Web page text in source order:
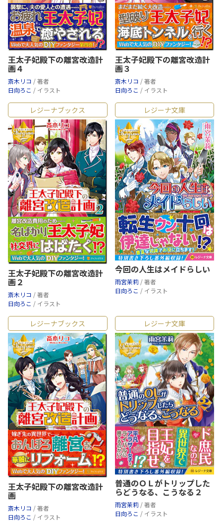
王太子妃殿下の離宮改造計
画４
斎木リコ / 著者
日向ろこ / イラスト
王太子妃殿下の離宮改造計
画３
斎木リコ / 著者
日向ろこ / イラスト
レジーナブックス
王太子妃殿下の離宮改造計
画２
斎木リコ / 著者
日向ろこ / イラスト
レジーナ文庫
今回の人生はメイドらしい
雨宮茉莉 / 著者
日向ろこ / イラスト
レジーナブックス
王太子妃殿下の離宮改造計
画
斎木リコ / 著者
日向ろこ / イラスト
レジーナ文庫
普通のＯＬがトリップした
らどうなる、こうなる２
雨宮茉莉 / 著者
日向ろこ / イラスト